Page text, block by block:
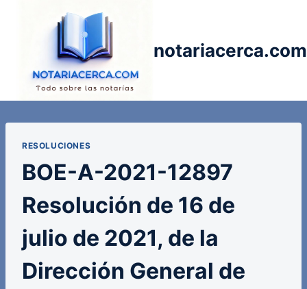
notariacerca.com
RESOLUCIONES
BOE-A-2021-12897
Resolución de 16 de
julio de 2021, de la
Dirección General de